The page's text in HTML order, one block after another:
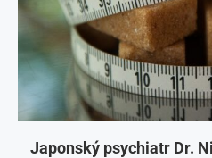
Japonský psychiatr Dr.